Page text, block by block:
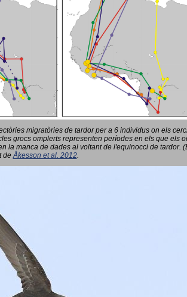
migratòries de tardor per a 6 individus on els
grocs omplerts representen períodes en els que els
la manca de dades al voltant de l'equinocci de tardor.
deÅkesson et al. 2012.